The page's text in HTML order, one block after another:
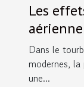
Les
visuelle
Dans le
modernes,
une...